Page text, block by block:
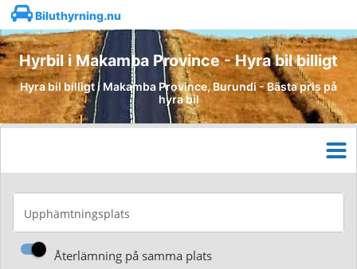
Biluthyrning.nu
Hyrbil i Makamba Province - Hyra bil billigt
Hyra bil billigt i Makamba Province, Burundi - Bästa pris på
hyra bil
Upphämtningsplats
Återlämning på samma plats